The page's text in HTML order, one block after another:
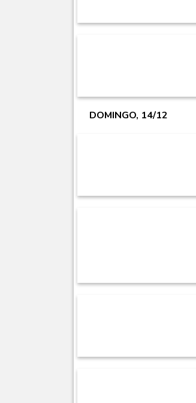
DOMINGO, 14/12